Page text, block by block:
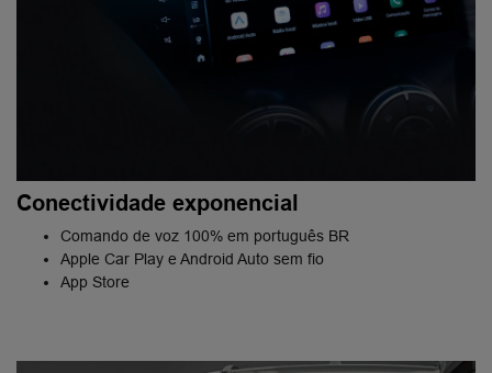
Conectividade exponencial
Comando de voz 100% em português BR
Apple Car Play e Android Auto sem fio
App Store